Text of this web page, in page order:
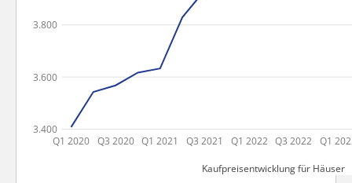
Q1 2020 Q3 2020 Q1 2021 Q3 2021 Q1 2022 Q3 2022 Q1
Kaufpreisentwicklung für Häuser
3.400
3.600
3.800